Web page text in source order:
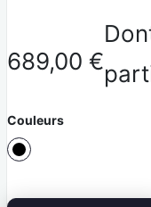
689,00 €
Couleurs
BLACK NO EU